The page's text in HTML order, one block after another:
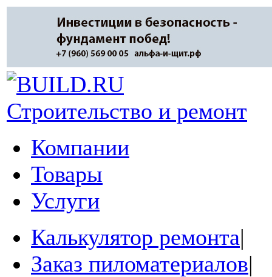
Строительство и ремонт
Компании
Товары
Услуги
Калькулятор ремонта|
Заказ пиломатериалов|